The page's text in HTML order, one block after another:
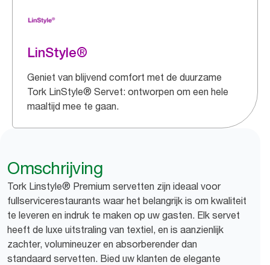
LinStyle®
Geniet van blijvend comfort met de duurzame
Tork LinStyle® Servet: ontworpen om een hele
maaltijd mee te gaan.
Omschrijving
Tork Linstyle® Premium servetten zijn ideaal voor
fullservicerestaurants waar het belangrijk is om kwaliteit
te leveren en indruk te maken op uw gasten. Elk servet
heeft de luxe uitstraling van textiel, en is aanzienlijk
zachter, volumineuzer en absorberender dan
standaard servetten. Bied uw klanten de elegante